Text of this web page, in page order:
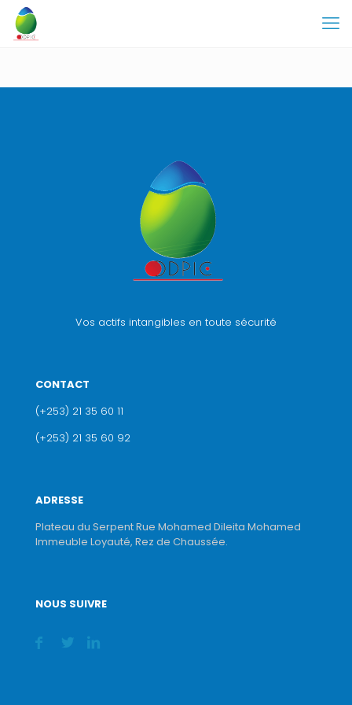
Vos actifs intangibles en toute sécurité
CONTACT
(+253) 21 35 60 11
(+253) 21 35 60 92
ADRESSE
Plateau du Serpent Rue Mohamed Dileita Mohamed
Immeuble Loyauté, Rez de Chaussée.
NOUS SUIVRE